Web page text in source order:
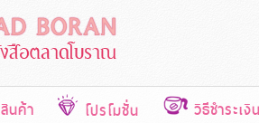
สินค้า โปรโมชั่น วิธีชำระเงิ